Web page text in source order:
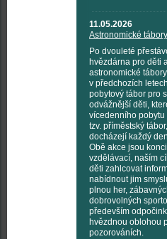
11.05.2026
Astronomické
Po dvouleté
hvězdárna pro děti
astronomické
v předchozích
pobytový tábor pro
odvážnější děti,
vícedenního pobytu
tzv. příměstský
docházejí každý
Obě akce jsou
vzdělávací, naším
děti zahlcovat
nabídnout jim
plnou her,
dobrovolných
především
hvězdnou oblohou
pozorováních.